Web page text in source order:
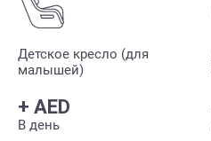
Детское кресло (для
малышей)
+ AED
В день